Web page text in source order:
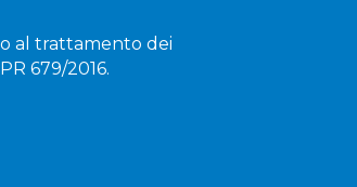
al trattamento dei
679/2016.